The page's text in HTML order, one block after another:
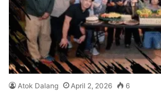
Atok Dalang April 2, 2026 6